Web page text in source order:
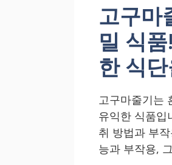
고구마
밀 식
한 식
고구마줄기는
유익한 식품입
취 방법과 부
능과 부작용,